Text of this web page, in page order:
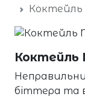
Коктейль
Коктейль
біттера та